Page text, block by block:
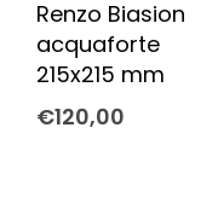
Renzo Biasion
acquaforte
215x215 mm
€120,00